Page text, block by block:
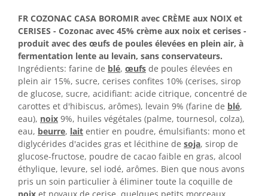
FR COZONAC CASA BOROMIR avec CRÈME aux NOIX et
CERISES - Cozonac avec 45% crème aux noix et cerises -
produit avec des œufs de poules élevées en plein air, à
fermentation lente au levain, sans conservateurs.
Ingrédients: farine de blé, œufs de poules élevées en
plein air 15%, sucre, cerises confites 10% (cerises, sirop
de glucose, sucre, acidifiant: acide citrique, concentré de
carottes et d'hibiscus, arômes), levain 9% (farine de blé,
eau), noix 9%, huiles végétales (palme, tournesol, colza),
eau, beurre, lait entier en poudre, émulsifiants: mono et
diglycérides d'acides gras et lécithine de soja, sirop de
glucose-fructose, poudre de cacao faible en gras, alcool
éthylique, levure, sel iodé, arômes. Bien que nous avons
pris un soin particulier à éliminer toute la coquille de